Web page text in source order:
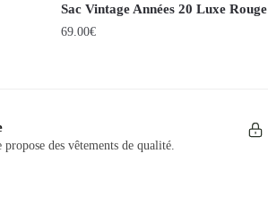
Sac Vintage Années 20 Luxe Rouge
69.00€
des vêtements de qualité.